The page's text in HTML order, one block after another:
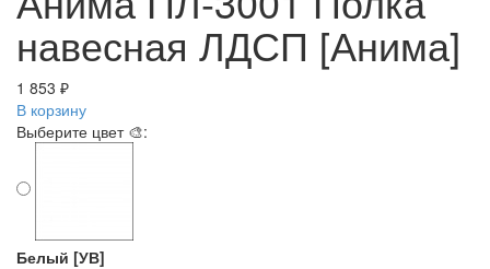
навесная ЛДСП [Анима]
1 853 ₽
В корзину
Выберите цвет 🎨:
Белый [УВ]